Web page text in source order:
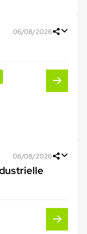
06/08/2026
06/08/2026